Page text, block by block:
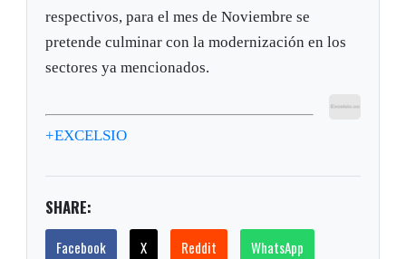
respectivos, para el mes de Noviembre se
pretende culminar con la modernización en los
sectores ya mencionados.
+EXCELSIO
SHARE:
Facebook X Reddit WhatsApp